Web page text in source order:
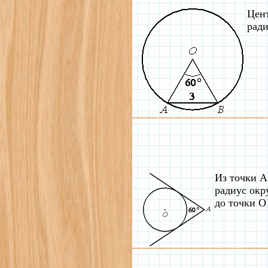
Из точки А
радиус
до точки